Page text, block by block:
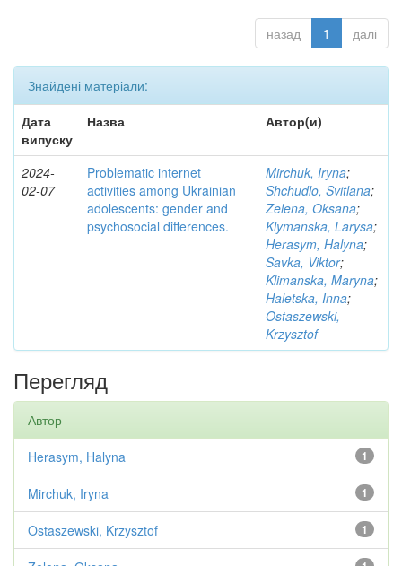
назад 1 далі
Знайдені матеріали:
Дата
випуску
Назва Автор(и)
2024-
02-07
Problematic internet
activities among Ukrainian
adolescents: gender and
psychosocial differences.
Mirchuk, Iryna;
Shchudlo, Svitlana;
Zelena, Oksana;
Klymanska, Larysa;
Herasym, Halyna;
Savka, Viktor;
Klimanska, Maryna;
Haletska, Inna;
Ostaszewski,
Krzysztof
Перегляд
Автор
1
Herasym, Halyna
1
Mirchuk, Iryna
1
Ostaszewski, Krzysztof